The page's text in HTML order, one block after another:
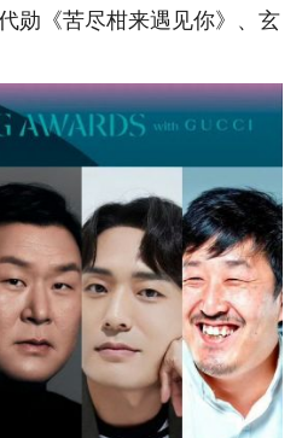
勋《苦尽柑来遇见你》、玄